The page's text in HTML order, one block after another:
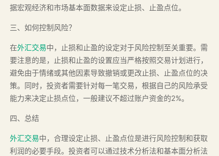
据宏观经济和市场基本面数据来设定止损、止盈点位。
三、如何控制风险？
在外汇交易中，止损和止盈的设定对于风险控制至关重要。需
要注意的是，止损和止盈的设置应当严格按照交易计划进行，
避免由于情绪或其他因素导致撤销或更改止损、止盈点位的决
策。同时，投资者需要针对每一笔交易，根据自己的风险承受
能力来决定止损点位，一般建议不超过账户资金的2%。
四、总结
外汇交易中，合理设定止损、止盈点位是进行风险控制和获取
利润的必要手段。投资者可以通过技术分析法和基本面分析法